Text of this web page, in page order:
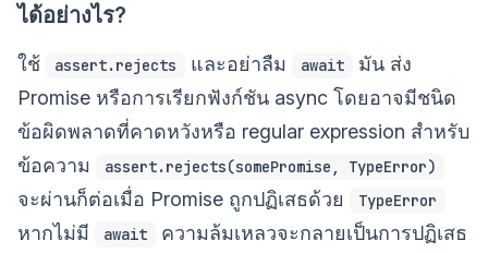
ได้อย่างไร?
ใช้ assert.rejects และอย่าลืม await
มัน ส่ง
Promise หรือการเรียกฟังก์ชัน async โดยอาจมีชนิด
ข้อผิดพลาดที่คาดหวังหรือ regular expression สำหรับ
ข้อความ
assert.rejects(somePromise, TypeError)
จะผ่านก็ต่อเมื่อ Promise ถูกปฏิเสธด้วย TypeError
หากไม่มี await
ความล้มเหลวจะกลายเป็นการปฏิเสธ